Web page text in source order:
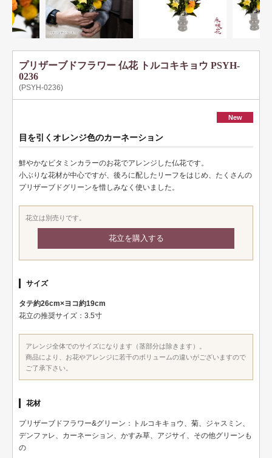
プリザーブドフラワー 仏花 トルコキキョウ PSYH-
0236
(PSYH-0236)
New
目を引くオレンジ色のカーネーション
鮮やかなビタミンカラーのお花でアレンジした仏花です。
小ぶりな花材が中心ですが、後ろに配したリーフをはじめ、たくさんの
プリザーブドグリーンを惜しみなく使いました。
花立は別売りです。
花立を購入する
サイズ
タテ約26cm×ヨコ約19cm
花立の推奨サイズ：3.5寸
アレンジ全体でのサイズになります（茎部分は除きます）。
商品により、お花やアレンジに若干のボリュームの違いがございますので
ご了承下さい。
花材
プリザーブドフラワー&グリーン：トルコキキョウ、菊、ジャスミン、
デンファレ、カーネーション、かすみ草、アジサイ、その他グリーンも
の